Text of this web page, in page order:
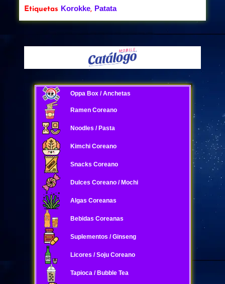
Etiquetas Korokke, Patata
Oppa Box / Anchetas
Ramen Coreano
Noodles / Pasta
Kimchi Coreano
Snacks Coreano
Dulces Coreano / Mochi
Algas Coreanas
Bebidas Coreanas
Suplementos / Ginseng
Licores / Soju Coreano
Tapioca / Bubble Tea